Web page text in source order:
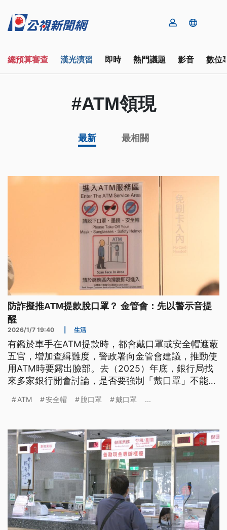
總預算審查 漢光演習 即時 熱門議題 影音 數位
#ATM領現
最新 最相關
防詐擬推ATM提款脫口罩？ 金管會：先以警示音提
醒
2026/1/7 19:40 生活
有鑑於車手在ATM提款時，都會戴口罩或安全帽遮蔽
五官，增加查緝難度，警政署向金管會建議，推動使
用ATM時要露出臉部。去（2025）年底，銀行局找
來多家銀行開會討論，是否要強制「戴口罩」不能從
「警示音」，提醒民眾在ATM提領現金時要脫口罩、
ATM 安全帽 脫口罩 戴口罩 ...